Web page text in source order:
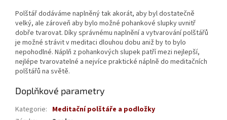
Polštář dodáváme naplněný tak akorát, aby byl dostatečně
velký, ale zároveň aby bylo možné pohankové slupky uvnitř
dobře tvarovat. Díky správnému naplnění a vytvarování polštářů
je možné strávit v meditaci dlouhou dobu aniž by to bylo
nepohodlné. Náplň z pohankových slupek patří mezi nejlepší,
nejlépe tvarovatelné a nejvíce praktické náplně do meditačních
polštářů na světě.
Doplňkové parametry
Kategorie: Meditační polštáře a podložky